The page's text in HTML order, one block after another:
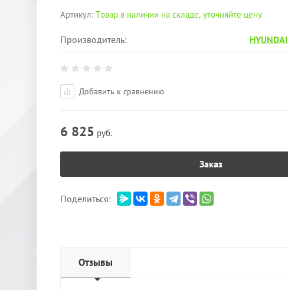
Артикул: Товар в наличии на складе, уточняйте цену
Производитель: HYUNDAI
Добавить к сравнению
6 825 руб.
Заказ
Поделиться:
Отзывы